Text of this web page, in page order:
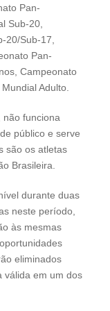
Pan-
Sub-20,
20/Sub-17,
Pan-
Campeonato
Adulto.
não funciona
público e serve
são os atletas
Brasileira.
durante duas
neste período,
às mesmas
eliminados
válida em um dos